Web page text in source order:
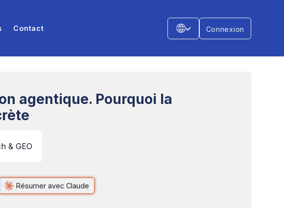
Contact Connexion
agentique. Pourquoi la
& GEO
Résumer avec Claude